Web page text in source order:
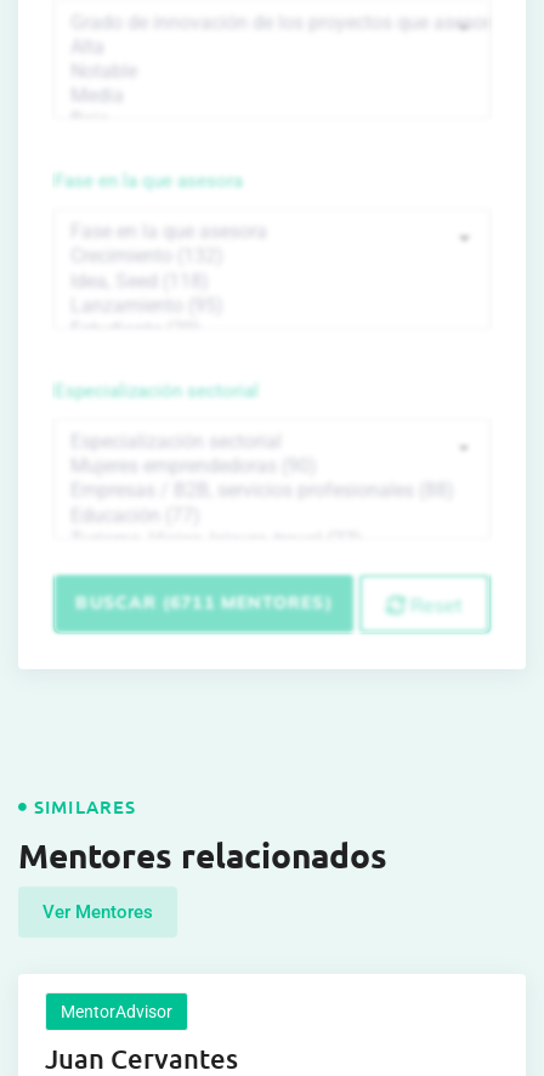
Fase en la que asesora
Especialización sectorial
BUSCAR (6711 MENTORES) Reset
SIMILARES
Mentores relacionados
Ver Mentores
MentorAdvisor
Juan Cervantes